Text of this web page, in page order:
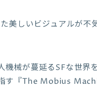
美しいビジュアルが不
機械が蔓延るSFな世界
す『The Mobius